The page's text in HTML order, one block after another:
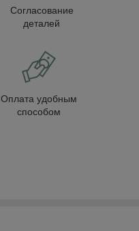
Согласование
деталей
Оплата удобным
способом